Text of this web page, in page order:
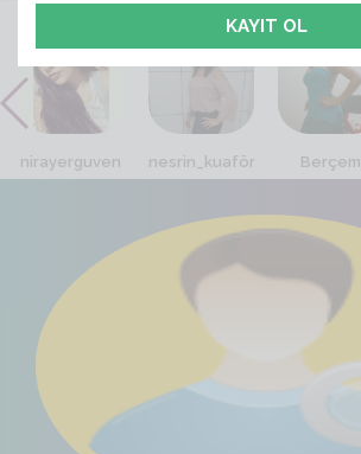
nirayerguven nesrin_kuaför Berçem